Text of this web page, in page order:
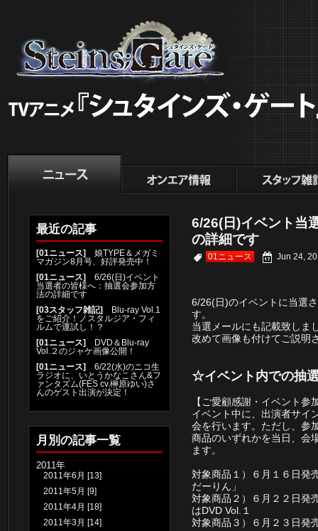
最近の記事
[01ニュース]
娘TYPE＆メガミ
マガジン8月号、好評発売中！
[01ニュース]
6/26(日)イベント
当選者の皆様へ：抽選会参加方
法の詳細です
[03スタッフ雑記]
Blu-ray Vol.1
をご紹介！ノスタルジア・フィ
ルムで運試し！？
[01ニュース]
DVD＆Blu-ray
Vol.２のジャケ画像公開！
[01ニュース]
6/22(水)のニコ生
ラジオに、いとうかなこさん&フ
ァンタズム(FES cv.榊原ゆい)さ
んのゲスト出演が決定！
月別の記事一覧
2011年
2011年6月 [13]
2011年5月 [9]
2011年4月 [18]
2011年3月 [14]
6/26(日)イベント当
の詳細です
01ニュース Jun 24,
6/26(日)のイベントに当選
す。
当選メールにも記載致しま
改めて画像も付けてご説明
☆イベント内での抽
【ご愛顧感謝・イベント
イベント中に、出演者サイ
会を行います。ただし、参
商品のいずれかを当日、会
ます。
対象商品１）６月１６日
だーりん」
対象商品２）６月２２日発
はDVD Vol.１
対象商品３）６月２３日発